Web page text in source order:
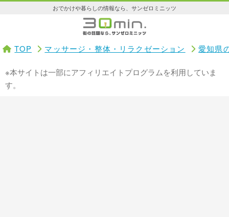
おでかけや暮らしの情報なら、サンゼロミニッツ
TOP マッサージ・整体・リラクゼーション 愛知県
※本サイトは一部にアフィリエイトプログラムを利用していま
す。